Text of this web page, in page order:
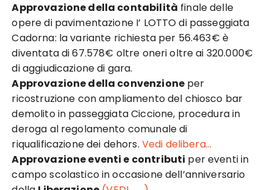
Approvazione della contabilità finale delle
opere di pavimentazione I’ LOTTO di passeggiata
Cadorna: la variante richiesta per 56.463€ è
diventata di 67.578€ oltre oneri oltre ai 320.000€
di aggiudicazione di gara.
Approvazione della convenzioneper
ricostruzione con ampliamento del chiosco bar
demolito in passeggiata Ciccione, procedura in
deroga al regolamento comunale di
riqualificazione dei dehors. Vedi delibera…
Approvazione eventi e contributi per eventi in
campo scolastico in occasione dell’anniversario